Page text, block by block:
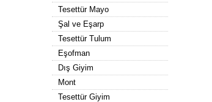
Tesettür Mayo
Şal ve Eşarp
Tesettür Tulum
Eşofman
Dış Giyim
Mont
Tesettür Giyim